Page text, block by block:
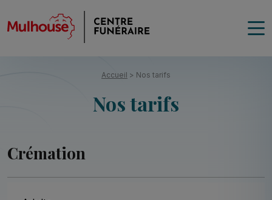
Accueil > Nos tarifs
Nos tarifs
Crémation